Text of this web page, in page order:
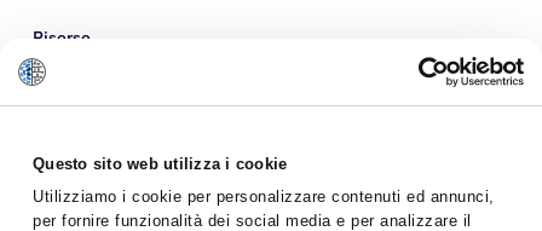
Questo sito web utilizza i cookie
Utilizziamo i cookie per personalizzare contenuti ed annunci,
per fornire funzionalità dei social media e per analizzare il
Risorse
Informazioni su di noi